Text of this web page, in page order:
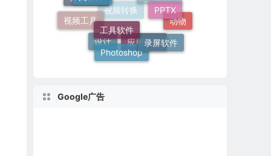
PPT模板
视频转换
办公软件
动物
应用软件
设计
视频工具
录屏软件
Photoshop
工具软件
Google广告